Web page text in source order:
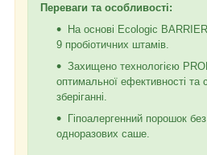
Переваги та особливості:
На основі Ecologic
9 пробіотичних штамів.
Захищено технологією
оптимальної ефективності та
зберіганні.
Гіпоалергенний порошок
одноразових саше.